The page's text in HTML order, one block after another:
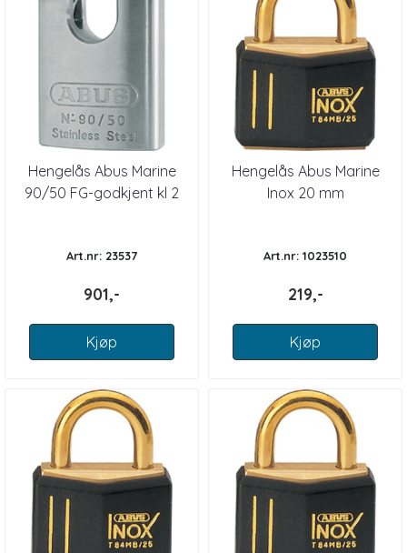
Hengelås Abus Marine
90/50 FG-godkjent kl 2
Art.nr: 23537
901,-
Kjøp
Hengelås Abus Marine
Inox 20 mm
Art.nr: 1023510
219,-
Kjøp